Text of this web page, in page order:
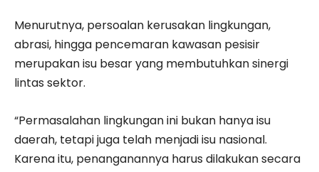
Menurutnya, persoalan kerusakan lingkungan,
abrasi, hingga pencemaran kawasan pesisir
merupakan isu besar yang membutuhkan sinergi
lintas sektor.
“Permasalahan lingkungan ini bukan hanya isu
daerah, tetapi juga telah menjadi isu nasional.
Karena itu, penanganannya harus dilakukan secara